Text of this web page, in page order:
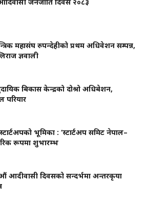
महासंघ रुपन्देहीको प्रथम अधिवेशन सम्पन्न,
ज्ञवाली
बिकास केन्द्रको दोश्रो अधिबेशन,
परियार
स्टार्टअपको भूमिका : ‘स्टार्टअप समिट नेपाल–
रूपमा शुभारम्भ
आदीवासी दिवसको सन्दर्भमा अन्तरकृया